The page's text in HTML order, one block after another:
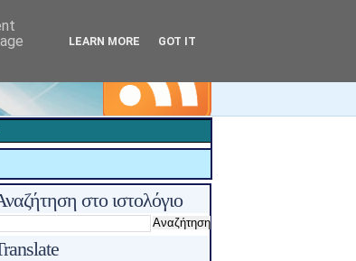
στο ιστολόγιο
LEARN MORE GOT IT